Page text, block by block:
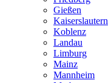
Gießen
Kaiserslautern
Koblenz
Landau
Limburg
Mainz
Mannheim